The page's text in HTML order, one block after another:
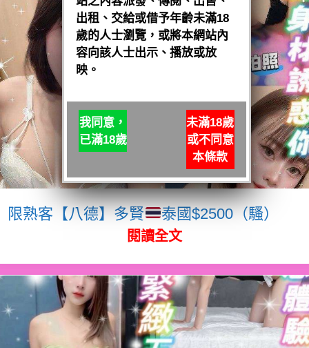
限熟客【八德】多賢 泰國$2500（騷）
閱讀全文
出租、交給或借予年齡未滿18
歲的人士瀏覽，或將本網站內
容向該人士出示、播放或放
映。
我同意，
已滿18歲
未滿18歲
或不同意
本條款